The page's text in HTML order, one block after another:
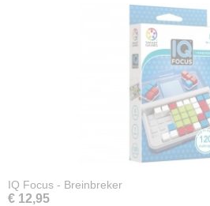
IQ Focus - Breinbreker
€ 12,95